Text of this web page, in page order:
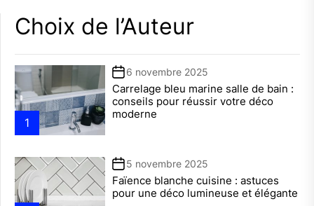
Choix de l’Auteur
1
6 novembre 2025
Carrelage bleu marine salle de bain :
conseils pour réussir votre déco
moderne
5 novembre 2025
Faïence blanche cuisine : astuces
pour une déco lumineuse et élégante